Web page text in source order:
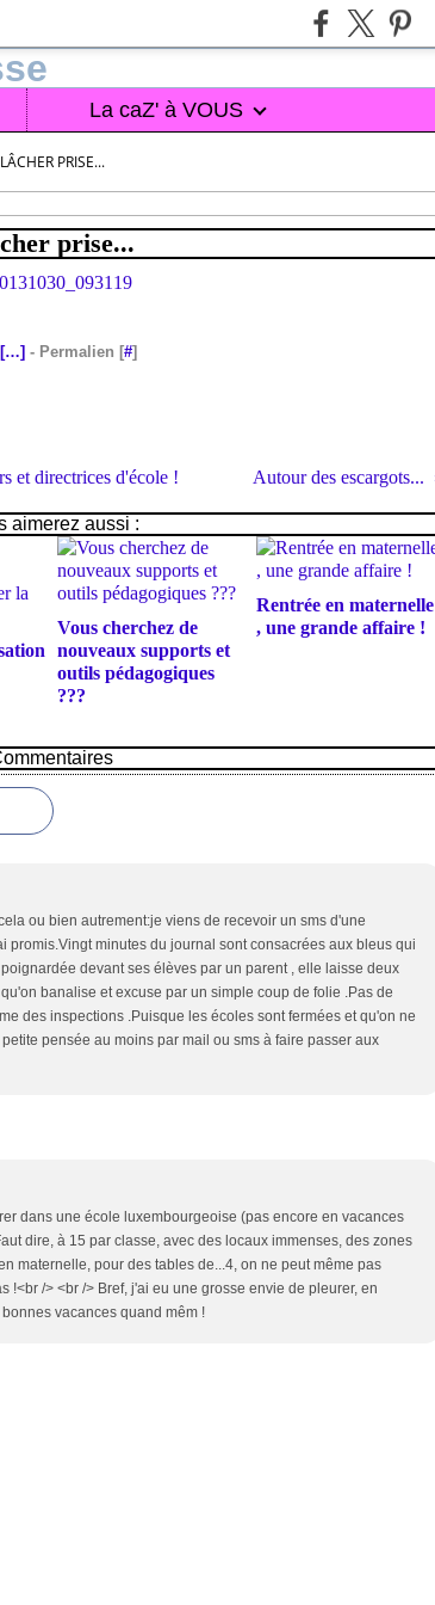
La caZ' à VOUS
LÂCHER PRISE...
prise...
…] - Permalien [#]
et directrices d'école ! Autour des escargots...
aimerez aussi :
Vous cherchez de
nouveaux supports et
outils pédagogiques
???
Rentrée en maternelle
, une grande affaire !
ou bien autrement:je viens de recevoir un sms d'une
promis.Vingt minutes du journal sont consacrées aux bleus qui
devant ses élèves par un parent , elle laisse deux
banalise et excuse par un simple coup de folie .Pas de
des inspections .Puisque les écoles sont fermées et qu'on ne
pensée au moins par mail ou sms à faire passer aux
dans une école luxembourgeoise (pas encore en vacances
dire, à 15 par classe, avec des locaux immenses, des zones
maternelle, pour des tables de...4, on ne peut même pas
!<br /> <br /> Bref, j'ai eu une grosse envie de pleurer, en
vacances quand mêm !